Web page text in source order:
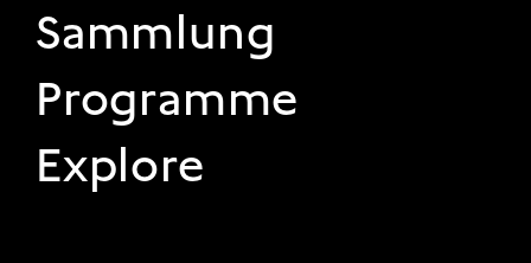
Sammlung
Programme
Explore